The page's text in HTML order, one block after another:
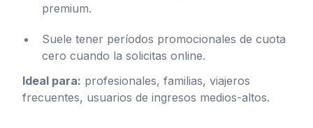
premium.
Suele tener períodos promocionales de cuota
cero cuando la solicitas online.
Ideal para: profesionales, familias, viajeros
frecuentes, usuarios de ingresos medios-altos.